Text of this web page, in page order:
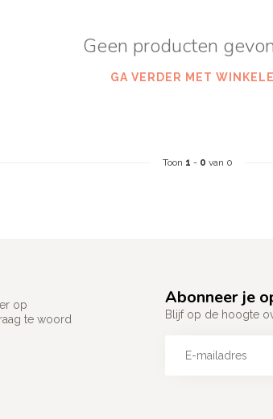
Geen producten
GA VERDER MET
Toon 1 - 0 van 0
op
te woord
Abonneer je
Blijf op de hoogte